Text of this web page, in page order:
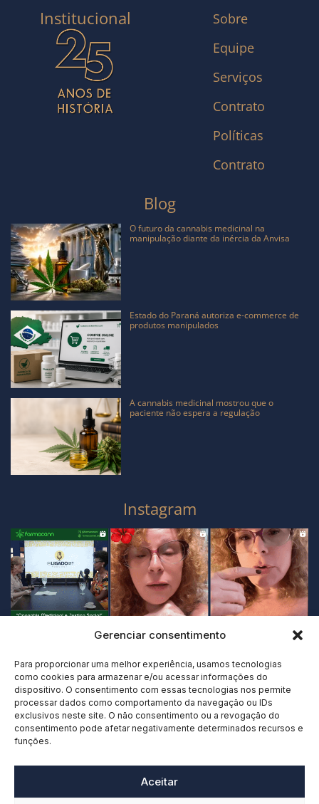
Gerenciar consentimento
Para proporcionar uma melhor experiência, usamos tecnologias
como cookies para armazenar e/ou acessar informações do
dispositivo. O consentimento com essas tecnologias nos permite
processar dados como comportamento da navegação ou IDs
exclusivos neste site. O não consentimento ou a revogação do
consentimento pode afetar negativamente determinados recursos e
funções.
Aceitar
Institucional
Sobre
Equipe
Serviços
Contrato
Políticas
Contrato
Blog
O futuro da cannabis medicinal na
manipulação diante da inércia da Anvisa
Estado do Paraná autoriza e-commerce de
produtos manipulados
A cannabis medicinal mostrou que o
paciente não espera a regulação
Instagram